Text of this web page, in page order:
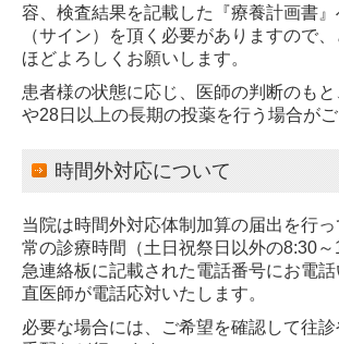
容、検査結果を記載した『療養計画書
（サイン）を頂く必要がありますので
ほどよろしくお願いします。
患者様の状態に応じ、医師の判断のも
や28日以上の長期の投薬を行う場合が
時間外対応について
当院は時間外対応体制加算の届出を行
常の診療時間（土日祝祭日以外の8:30
急連絡板に記載された電話番号にお電
直医師が電話応対いたします。
必要な場合には、ご希望を確認して往